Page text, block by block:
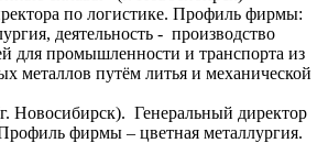
по логистике. Профиль фирмы:
деятельность - производство
для промышленности и транспорта из
металлов путём литья и механической
Новосибирск). Генеральный директор
фирмы – цветная металлургия.